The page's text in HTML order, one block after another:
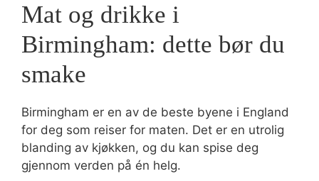
Mat og drikke i
Birmingham: dette bør du
smake
Birmingham er en av de beste byene i England
for deg som reiser for maten. Det er en utrolig
blanding av kjøkken, og du kan spise deg
gjennom verden på én helg.